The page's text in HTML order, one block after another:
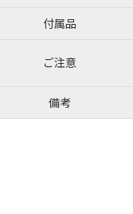
付属品
ご注意
備考